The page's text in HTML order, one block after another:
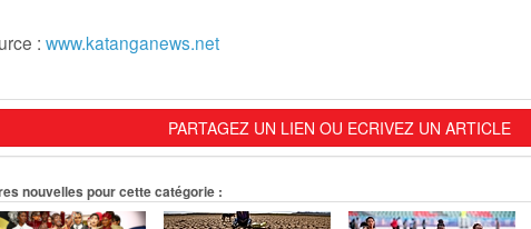
: www.katanganews.net
PARTAGEZ UN LIEN OU ECRIVEZ UN ARTICLE
nouvelles pour cette catégorie :